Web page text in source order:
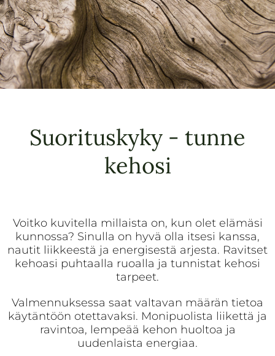
Suorituskyky - tunne
kehosi
Voitko kuvitella millaista on, kun olet elämäsi
kunnossa? Sinulla on hyvä olla itsesi kanssa,
nautit liikkeestä ja energisestä arjesta. Ravitset
kehoasi puhtaalla ruoalla ja tunnistat kehosi
tarpeet.
Valmennuksessa saat valtavan määrän tietoa
käytäntöön otettavaksi. Monipuolista liikettä ja
ravintoa, lempeää kehon huoltoa ja
uudenlaista energiaa.